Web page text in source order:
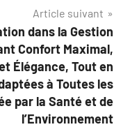
Article suivant
dans la Gestion
Confort Maximal,
Élégance, Tout en
à Toutes les
par la Santé et de
l’Environnement